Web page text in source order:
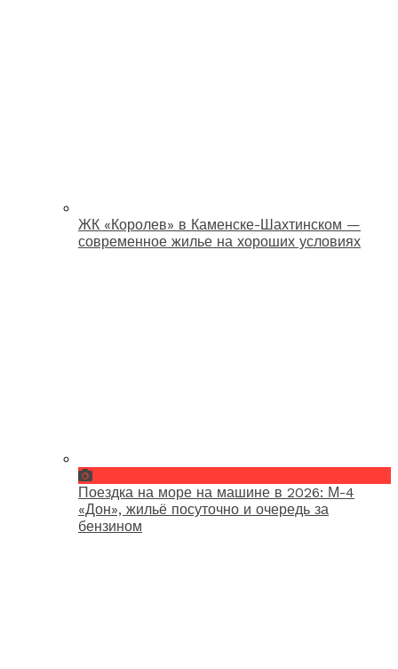
ЖК «Королев» в Каменске-Шахтинском —
современное жилье на хороших условиях
Поездка на море на машине в 2026: М-4
«Дон», жильё посуточно и очередь за
бензином